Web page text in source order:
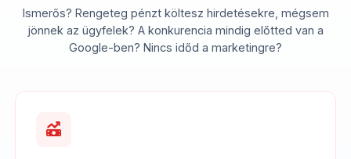
Ismerős? Rengeteg pénzt költesz hirdetésekre, mégsem
jönnek az ügyfelek? A konkurencia mindig előtted van a
Google-ben? Nincs időd a marketingre?